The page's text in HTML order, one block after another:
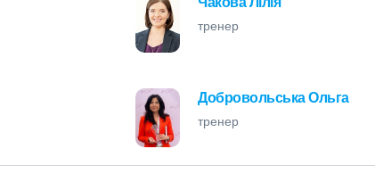
тренер
Добровольська Ольга
тренер